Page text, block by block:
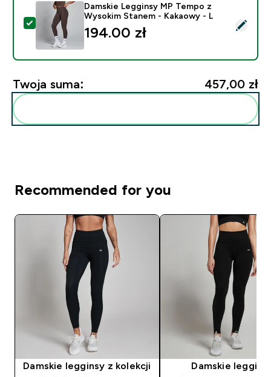
Wybierz ten produkt - Damskie Legginsy MP Tempo
Damskie Legginsy MP Tempo z
Wysokim Stanem - Kakaowy - L
194.00 zł‎
Twoja suma: 457,00 zł‎
Recommended for you
Damskie legginsy z kolekcji
Damskie